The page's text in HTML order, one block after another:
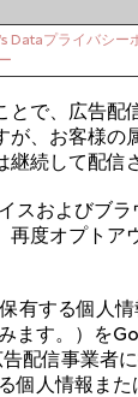
Dataプライバシー
とで、広告配
が、お客様の
続して配信
スおよびブ
再度オプトア
有する個人
ます。）を
配信事業者
個人情報ま